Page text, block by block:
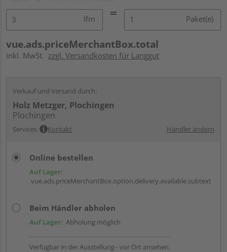
lfm Paket(e)
vue.ads.priceMerchantBox.total
inkl. MwSt. zzgl. Versandkosten für Langgut
Verkauf und Versand durch:
Holz Metzger, Plochingen
Plochingen
Services Kontakt Händler ändern
Online bestellen
Auf Lager:
vue.ads.priceMerchantBox.option.delivery.available.subtext
Beim Händler abholen
Auf Lager: Abholung möglich
Verfügbar in der Ausstellung - vor Ort ansehen.